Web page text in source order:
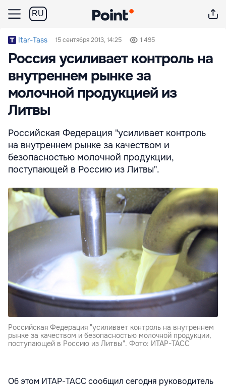
RU
Itar-Tass 15 сентября 2013, 14:25 1 495
Россия усиливает контроль на
внутреннем рынке за
молочной продукцией из
Литвы
Российская Федерация "усиливает контроль
на внутреннем рынке за качеством и
безопасностью молочной продукции,
поступающей в Россию из Литвы".
Российская Федерация "усиливает контроль на внутреннем
рынке за качеством и безопасностью молочной продукции,
поступающей в Россию из Литвы". Фото: ИТАР-ТАСС
Об этом ИТАР-ТАСС сообщил сегодня руководитель